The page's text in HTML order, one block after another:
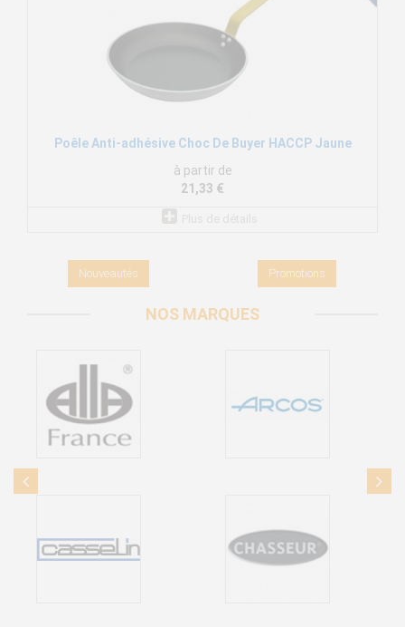
Poêle Anti-adhésive Choc De Buyer HACCP Jaune
à partir de
21,33 €
Nouveautés Promotions
NOS MARQUES